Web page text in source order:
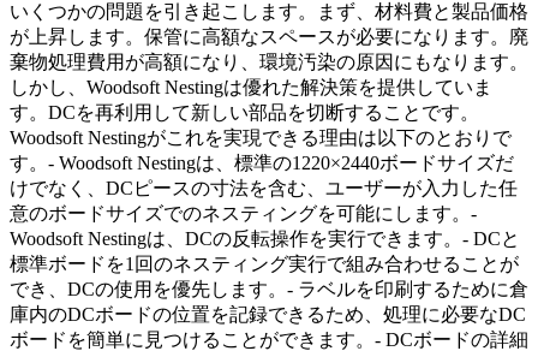
いくつかの問題を引き起こします。まず、材料費と製品価格
が上昇します。保管に高額なスペースが必要になります。廃
棄物処理費用が高額になり、環境汚染の原因にもなります。
しかし、Woodsoft Nestingは優れた解決策を提供していま
す。DCを再利用して新しい部品を切断することです。
Woodsoft Nestingがこれを実現できる理由は以下のとおりで
す。- Woodsoft Nestingは、標準の1220×2440ボードサイズだ
けでなく、DCピースの寸法を含む、ユーザーが入力した任
意のボードサイズでのネスティングを可能にします。-
Woodsoft Nestingは、DCの反転操作を実行できます。- DCと
標準ボードを1回のネスティング実行で組み合わせることが
でき、DCの使用を優先します。- ラベルを印刷するために倉
庫内のDCボードの位置を記録できるため、処理に必要なDC
ボードを簡単に見つけることができます。- DCボードの詳細